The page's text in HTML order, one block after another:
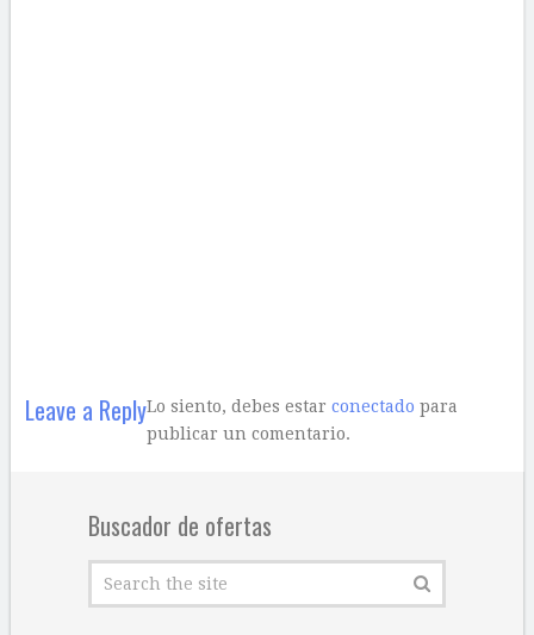
Leave a ReplyLo siento, debes estar conectado para
publicar un comentario.
Buscador de ofertas